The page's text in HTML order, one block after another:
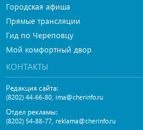
Городская афиша
Прямые трансляции
Гид по Череповцу
Мой комфортный двор
КОНТАКТЫ
Редакция сайта:
(8202) 44-66-80 ima@cherinfo.ru
Отдел рекламы:
(8202) 54-88-77 reklama@cherinfo.ru